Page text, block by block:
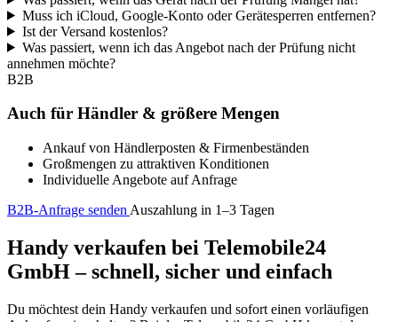
Muss ich iCloud, Google-Konto oder Gerätesperren entfernen?
Ist der Versand kostenlos?
Was passiert, wenn ich das Angebot nach der Prüfung nicht
annehmen möchte?
B2B
Auch für Händler & größere Mengen
Ankauf von Händlerposten & Firmenbeständen
Großmengen zu attraktiven Konditionen
Individuelle Angebote auf Anfrage
B2B-Anfrage senden Auszahlung in 1–3 Tagen
Handy verkaufen bei Telemobile24
GmbH – schnell, sicher und einfach
Du möchtest dein Handy verkaufen und sofort einen vorläufigen